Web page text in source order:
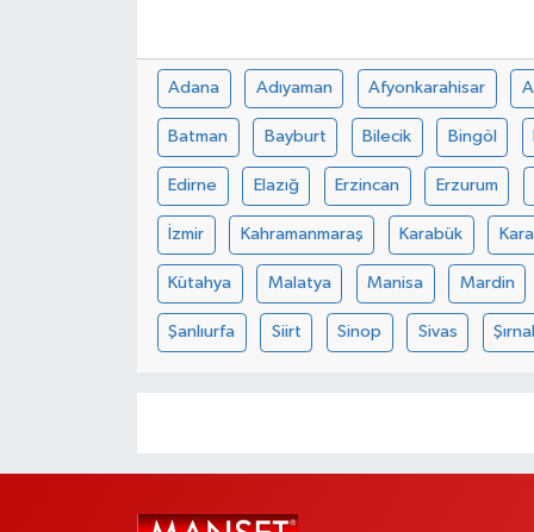
Adana Adıyaman Afyonkarahisar
Batman Bayburt Bilecik Bingöl
Edirne Elazığ Erzincan Erzurum
İzmir Kahramanmaraş Karabük
Kütahya Malatya Manisa Mardin
Şanlıurfa Siirt Sinop Sivas